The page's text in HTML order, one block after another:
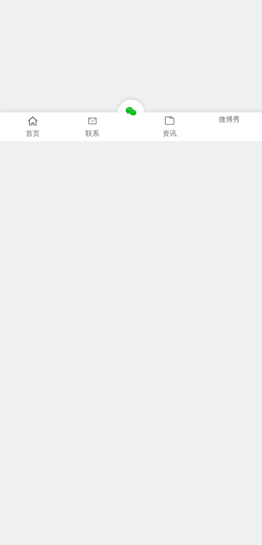
首页 联系 资讯
微博秀